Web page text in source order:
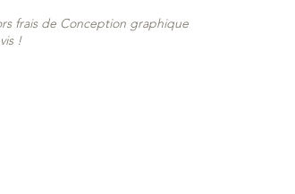
frais de Conception graphique
!